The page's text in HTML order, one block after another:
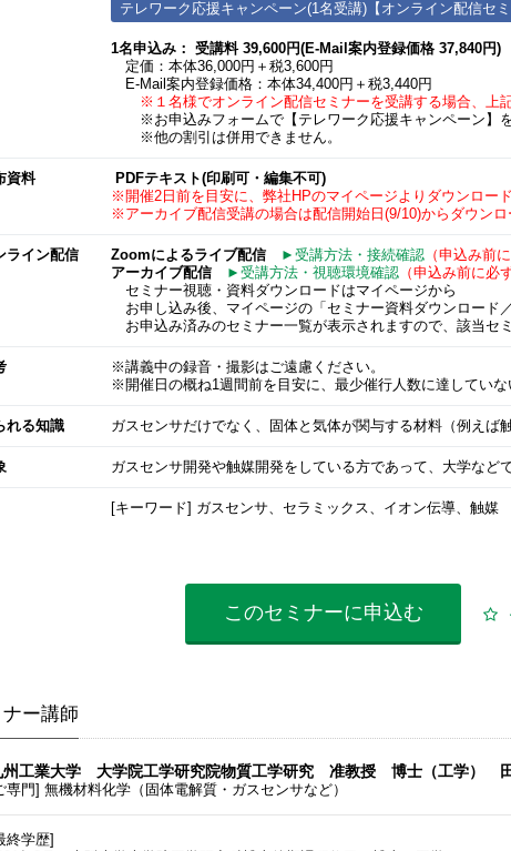
テレワーク応援キャンペーン(1名受講)【オンライン配信セミ
1名申込み： 受講料 39,600円(E-Mail案内登録価格 37,840円)
定価：本体36,000円＋税3,600円
E-Mail案内登録価格：本体34,400円＋税3,440円
※１名様でオンライン配信セミナーを受講する場合、上
※お申込みフォームで【テレワーク応援キャンペーン】を
※他の割引は併用できません。
資料
PDFテキスト(印刷可・編集不可)
※開催2日前を目安に、弊社HPのマイページよりダウンロード
※アーカイブ配信受講の場合は配信開始日(9/10)からダウンロ
ライン配信 Zoomによるライブ配信 ►受講方法・接続確認（申込み前
アーカイブ配信
►受講方法・視聴環境確認（申込み前に必
セミナー視聴・資料ダウンロードはマイページから
お申し込み後、マイページの「セミナー資料ダウンロード
お申込み済みのセミナー一覧が表示されますので、該当セ
※講義中の録音・撮影はご遠慮ください。
※開催日の概ね1週間前を目安に、最少催行人数に達してい
れる知識 ガスセンサだけでなく、固体と気体が関与する材料（例えば
ガスセンサ開発や触媒開発をしている方であって、大学など
[キーワード] ガスセンサ、セラミックス、イオン伝導、触媒
このセミナーに申込む
ー講師
州工業大学 大学院工学研究院物質工学研究 准教授 博士（工学）
専門] 無機材料化学（固体電解質・ガスセンサなど）
終学歴]